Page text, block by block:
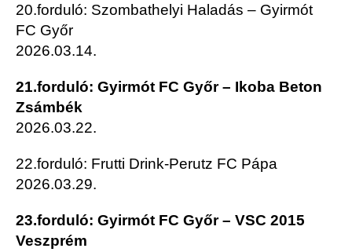
20.forduló: Szombathelyi Haladás – Gyirmót
FC Győr
2026.03.14.
21.forduló: Gyirmót FC Győr – Ikoba Beton
Zsámbék
2026.03.22.
22.forduló: Frutti Drink-Perutz FC Pápa
2026.03.29.
23.forduló: Gyirmót FC Győr – VSC 2015
Veszprém